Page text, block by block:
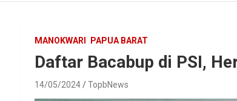
MANOKWARI PAPUA BARAT
Daftar Bacabup di PSI,
14/05/2024 TopbNews